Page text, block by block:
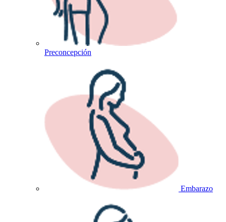
Preconcepción
Embarazo